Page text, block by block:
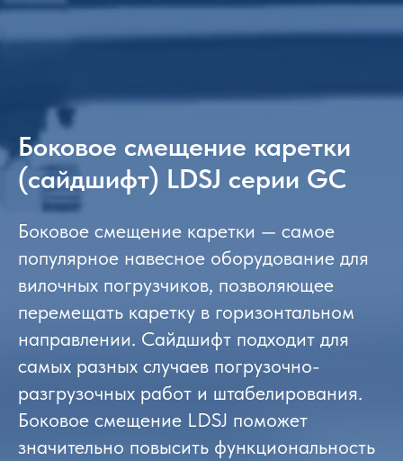
Боковое смещение каретки
(сайдшифт) LDSJ серии GC
Боковое смещение каретки — самое
популярное навесное оборудование для
вилочных погрузчиков, позволяющее
перемещать каретку в горизонтальном
направлении. Сайдшифт подходит для
самых разных случаев погрузочно-
разгрузочных работ и штабелирования.
Боковое смещение LDSJ поможет
значительно повысить функциональность